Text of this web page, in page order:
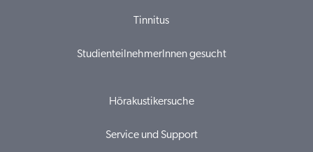
Tinnitus
StudienteilnehmerInnen gesucht
Hörakustikersuche
Service und Support